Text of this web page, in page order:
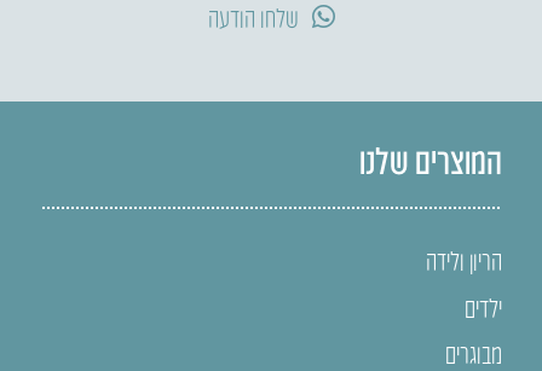
שלחו הודעה
המוצרים שלנו
הריון ולידה
ילדים
מבוגרים